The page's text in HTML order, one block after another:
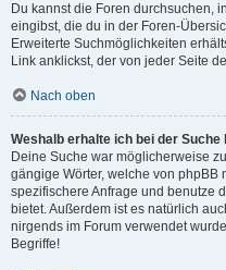
Du kannst die Foren durchsuchen,
eingibst, die du in der Foren-
Erweiterte Suchmöglichkeiten
Link anklickst, der von jeder Seite
Nach oben
Weshalb erhalte ich bei der
Deine Suche war möglicherweise
gängige Wörter, welche von phpBB
spezifischere Anfrage und benutze
bietet. Außerdem ist es natürlich
nirgends im Forum verwendet
Begriffe!